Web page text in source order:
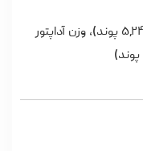
۲٫۳۷۵ کیلوگرم (برابر با ۸۳٫۷۸ اونس / ۵٫۲۴ پوند)، وزن آداپتور